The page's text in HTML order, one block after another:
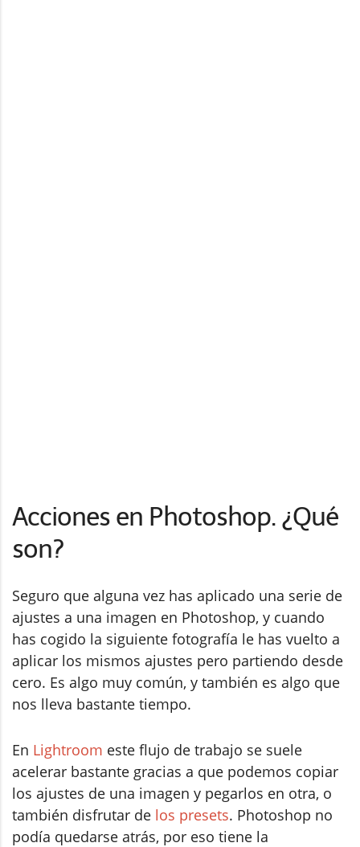
Acciones en Photoshop. ¿Qué
son?
Seguro que alguna vez has aplicado una serie de
ajustes a una imagen en Photoshop, y cuando
has cogido la siguiente fotografía le has vuelto a
aplicar los mismos ajustes pero partiendo desde
cero. Es algo muy común, y también es algo que
nos lleva bastante tiempo.
En Lightroom este flujo de trabajo se suele
acelerar bastante gracias a que podemos copiar
los ajustes de una imagen y pegarlos en otra, o
también disfrutar de los presets. Photoshop no
podía quedarse atrás, por eso tiene la